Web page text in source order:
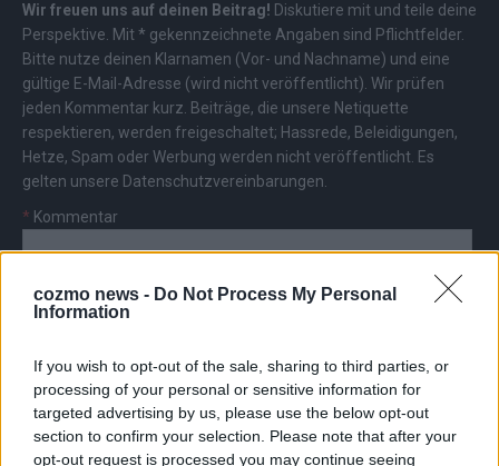
cozmo news - Do Not Process My Personal
Information
If you wish to opt-out of the sale, sharing to third parties, or
processing of your personal or sensitive information for
targeted advertising by us, please use the below opt-out
section to confirm your selection. Please note that after your
opt-out request is processed you may continue seeing
Wir freuen uns auf deinen Beitrag! Diskutiere mit und teile deine
Perspektive. Mit * gekennzeichnete Angaben sind Pflichtfelder.
Bitte nutze deinen Klarnamen (Vor- und Nachname) und eine
gültige E-Mail-Adresse (wird nicht veröffentlicht). Wir prüfen
jeden Kommentar kurz. Beiträge, die unsere Netiquette
respektieren, werden freigeschaltet; Hassrede, Beleidigungen,
Hetze, Spam oder Werbung werden nicht veröffentlicht. Es
gelten unsere Datenschutzvereinbarungen
* Kommentar
Vor- und Nachname
E-Mail